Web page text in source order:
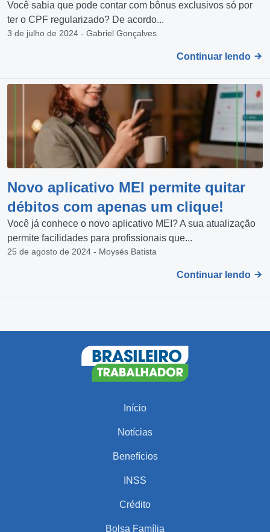
Você sabia que pode contar com bônus exclusivos só por
ter o CPF regularizado? De acordo...
3 de julho de 2024 - Gabriel Gonçalves
Continuar lendo
Novo aplicativo MEI permite quitar
débitos com apenas um clique!
Você já conhece o novo aplicativo MEI? A sua atualização
permite facilidades para profissionais que...
25 de agosto de 2024 - Moysés Batista
Continuar lendo
Início
Notícias
Benefícios
INSS
Crédito
Bolsa Família